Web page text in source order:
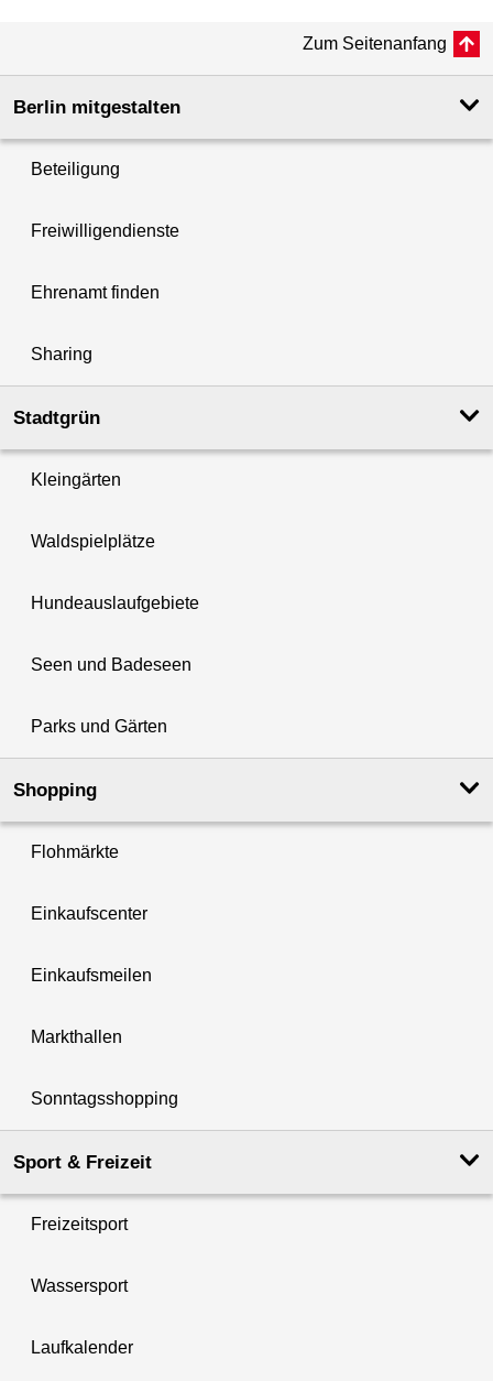
Zum Seitenanfang
Berlin mitgestalten
Beteiligung
Freiwilligendienste
Ehrenamt finden
Sharing
Stadtgrün
Kleingärten
Waldspielplätze
Hundeauslaufgebiete
Seen und Badeseen
Parks und Gärten
Shopping
Flohmärkte
Einkaufscenter
Einkaufsmeilen
Markthallen
Sonntagsshopping
Sport & Freizeit
Freizeitsport
Wassersport
Laufkalender